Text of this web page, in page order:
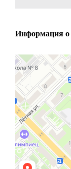
Информация о